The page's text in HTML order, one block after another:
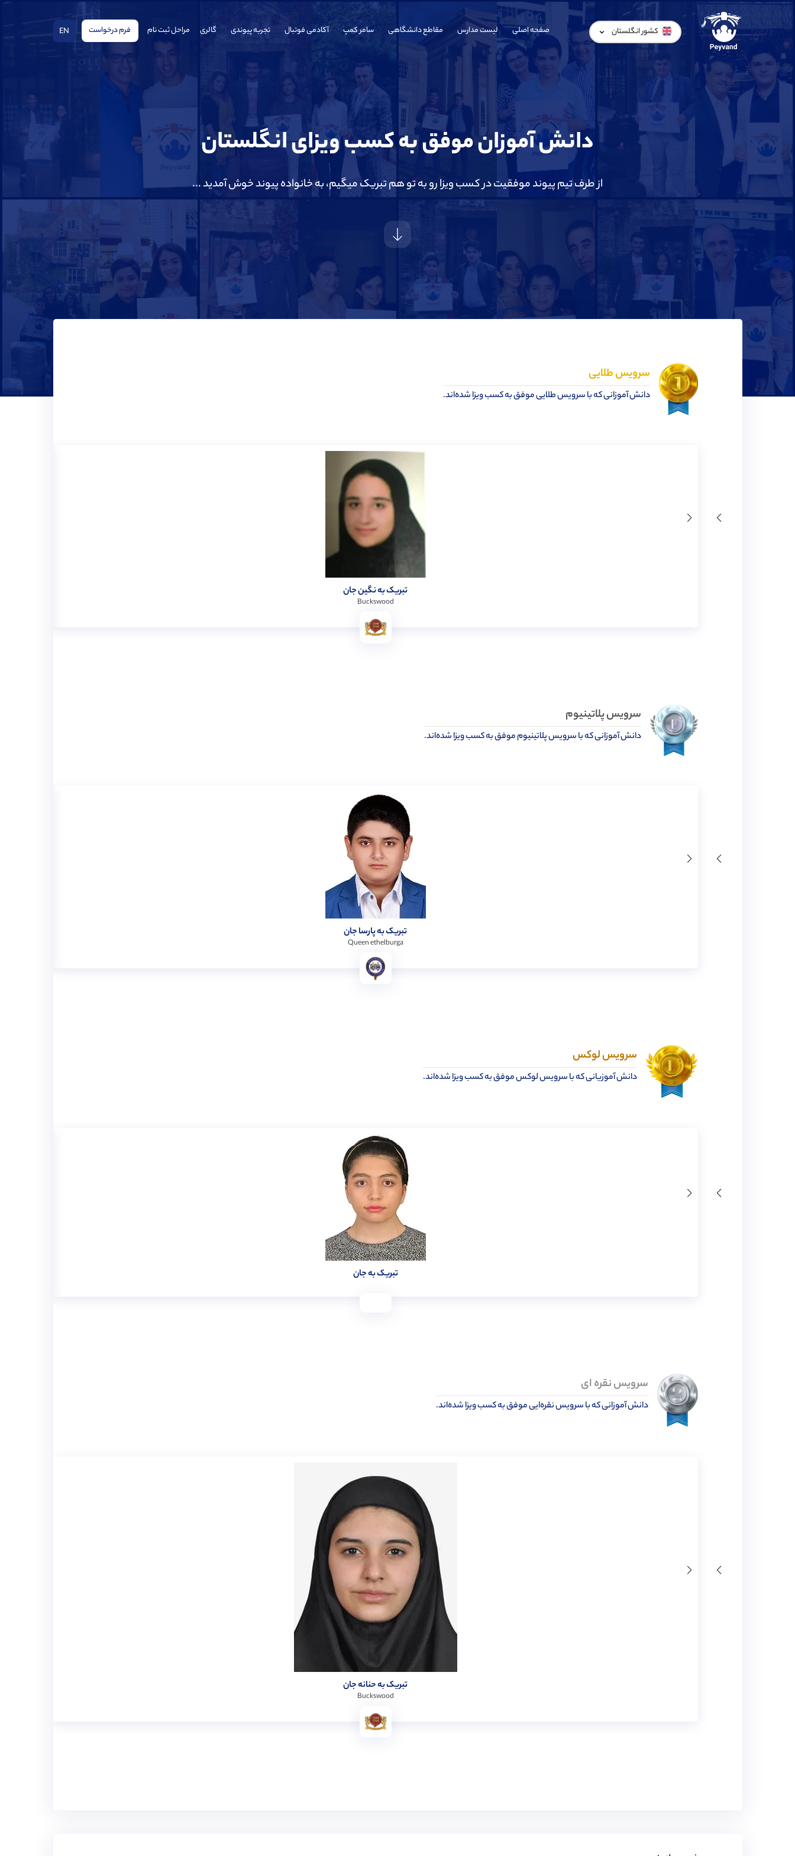
کشور انگلستان صفحه اصلی لیست مدارس مقاطع دانشگاهی سامر کمپ آکادمی فوتبال تجربه پیوندی گالری مراحل ثبت نام فرم درخواست EN
دانش آموزان موفق به کسب ویزای انگلستان
از طرف تیم پیوند موفقیت در کسب ویزا رو به تو هم تبریک میگیم، به خانواده پیوند خوش آمدید ...
سرویس طلایی
دانش آموزانی که با سرویس طلایی موفق به کسب ویزا شده‌اند.
تبریک به نگین جان
Buckswood
سرویس پلاتینیوم
دانش آموزانی که با سرویس پلاتینیوم موفق به کسب ویزا شده‌اند.
تبریک به پارسا جان
Queen ethelburga
سرویس لوکس
دانش آموزیانی که با سرویس لوکس موفق به کسب ویزا شده‌اند.
تبریک به جان
سرویس نقره ای
دانش آموزانی که با سرویس نقره‌ایی موفق به کسب ویزا شده‌اند.
تبریک به حنانه جان
Buckswood